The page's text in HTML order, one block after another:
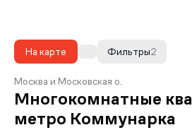
На карте 2
Фильтры
Москва и Московская о.
Многокомнатные
метро Коммунарка